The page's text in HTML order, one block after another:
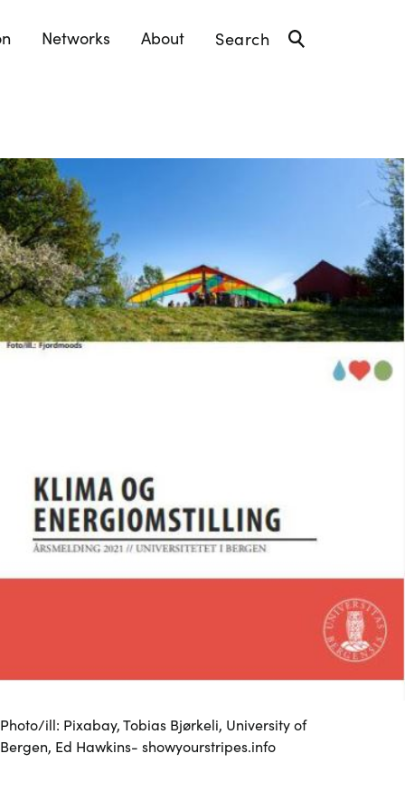
Networks About
Photo/ill: Pixabay, Tobias Bjørkeli, University of
Bergen, Ed Hawkins- showyourstripes.info